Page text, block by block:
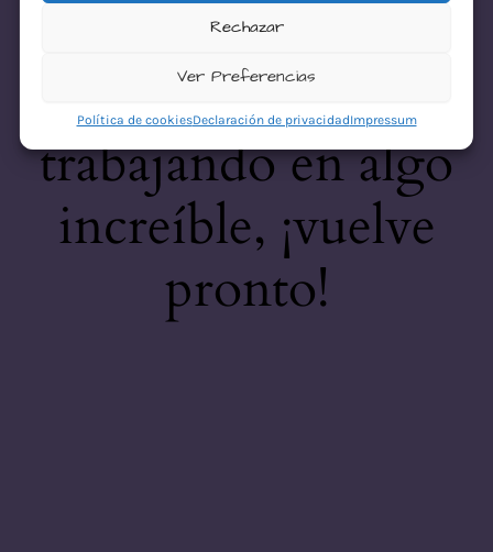
Rechazar
Ver Preferencias
Política de cookiesDeclaración de privacidadImpressum
¡Disculpa este
desastre! Estamos
trabajando en algo
increíble, ¡vuelve
pronto!